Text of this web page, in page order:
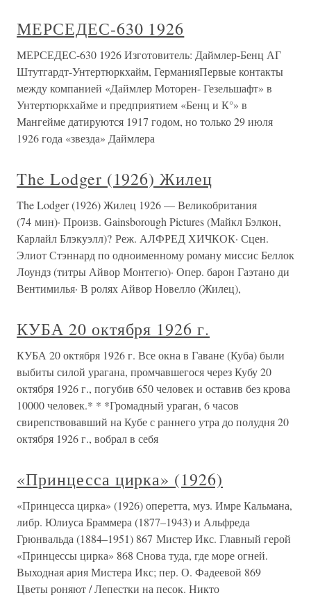
МЕРСЕДЕС-630 1926
МЕРСЕДЕС-630 1926 Изготовитель: Даймлер-Бенц АГ
Штутгардт-Унтертюркхайм, ГерманияПервые контакты
между компанией «Даймлер Моторен- Гезельшафт» в
Унтертюркхайме и предприятием «Бенц и К°» в
Мангейме датируются 1917 годом, но только 29 июля
1926 года «звезда» Даймлера
The Lodger (1926) Жилец
The Lodger (1926) Жилец 1926 — Великобритания
(74 мин)· Произв. Gainsborough Pictures (Майкл Бэлкон,
Карлайл Блэкуэлл)? Реж. АЛФРЕД ХИЧКОК· Сцен.
Элиот Стэннард по одноименному роману миссис Беллок
Лоундз (титры Айвор Монтегю)· Опер. барон Гаэтано ди
Вентимилья· В ролях Айвор Новелло (Жилец),
КУБА 20 октября 1926 г.
КУБА 20 октября 1926 г. Все окна в Гаване (Куба) были
выбиты силой урагана, промчавшегося через Кубу 20
октября 1926 г., погубив 650 человек и оставив без крова
10000 человек.* * *Громадный ураган, 6 часов
свирепствовавший на Кубе с раннего утра до полудня 20
октября 1926 г., вобрал в себя
«Принцесса цирка» (1926)
«Принцесса цирка» (1926) оперетта, муз. Имре Кальмана,
либр. Юлиуса Браммера (1877–1943) и Альфреда
Грюнвальда (1884–1951) 867 Мистер Икс. Главный герой
«Принцессы цирка» 868 Снова туда, где море огней.
Выходная ария Мистера Икс; пер. О. Фадеевой 869
Цветы роняют / Лепестки на песок. Никто